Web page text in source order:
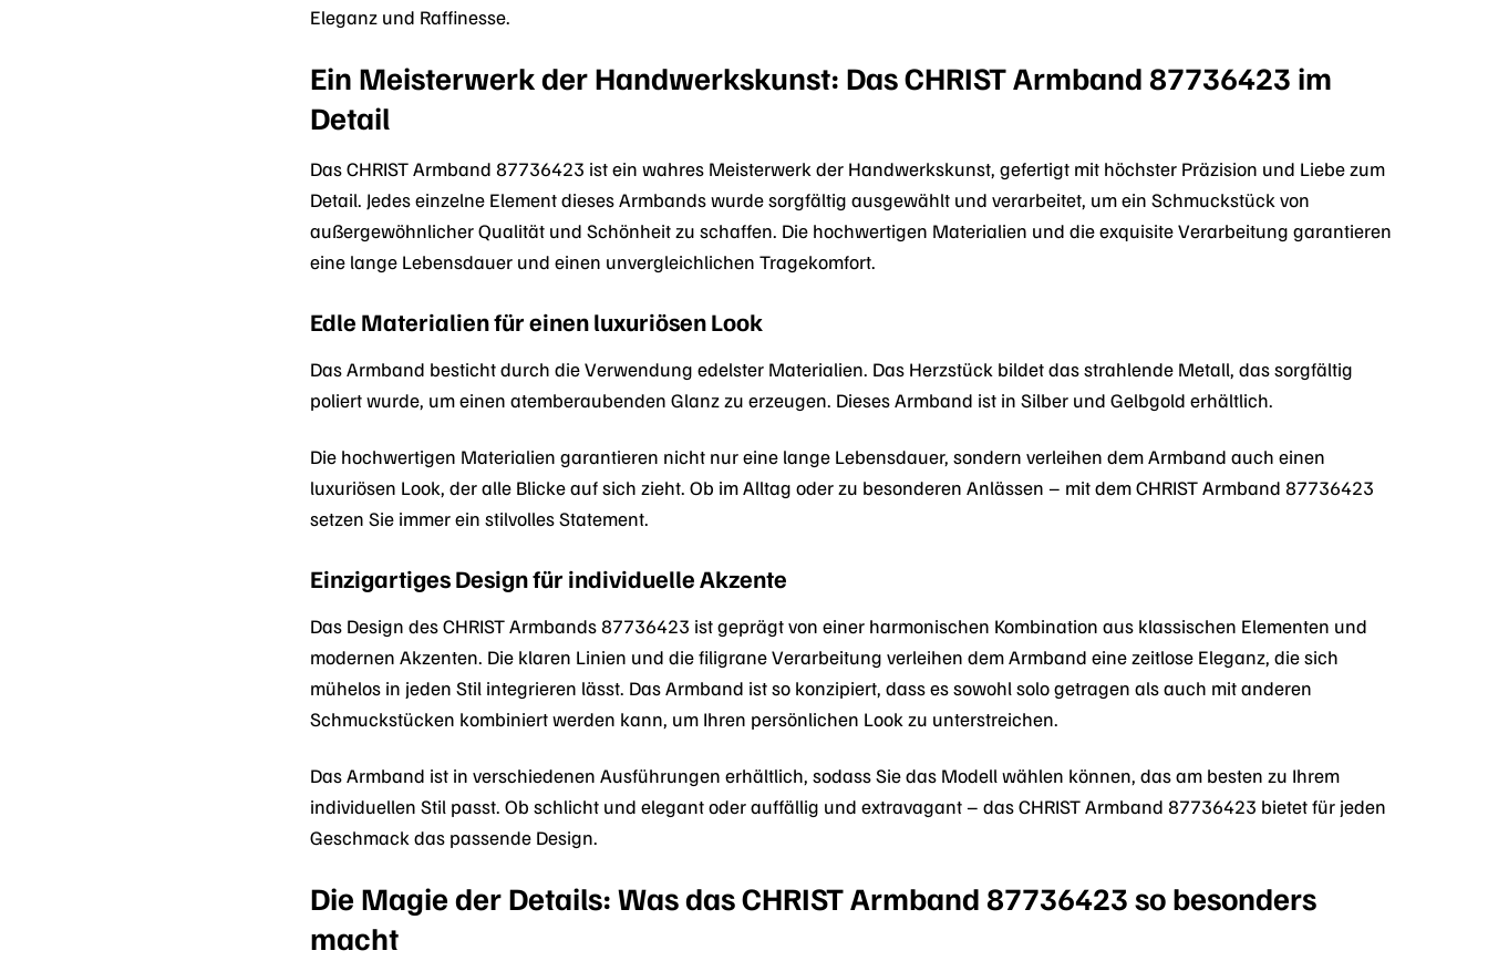
Eleganz und Raffinesse.
Ein Meisterwerk der Handwerkskunst: Das CHRIST Armband 87736423 im
Detail
Das CHRIST Armband 87736423 ist ein wahres Meisterwerk der Handwerkskunst, gefertigt mit höchster Präzision und Liebe zum
Detail. Jedes einzelne Element dieses Armbands wurde sorgfältig ausgewählt und verarbeitet, um ein Schmuckstück von
außergewöhnlicher Qualität und Schönheit zu schaffen. Die hochwertigen Materialien und die exquisite Verarbeitung garantieren
eine lange Lebensdauer und einen unvergleichlichen Tragekomfort.
Edle Materialien für einen luxuriösen Look
Das Armband besticht durch die Verwendung edelster Materialien. Das Herzstück bildet das strahlende Metall, das sorgfältig
poliert wurde, um einen atemberaubenden Glanz zu erzeugen. Dieses Armband ist in Silber und Gelbgold erhältlich.
Die hochwertigen Materialien garantieren nicht nur eine lange Lebensdauer, sondern verleihen dem Armband auch einen
luxuriösen Look, der alle Blicke auf sich zieht. Ob im Alltag oder zu besonderen Anlässen – mit dem CHRIST Armband 87736423
setzen Sie immer ein stilvolles Statement.
Einzigartiges Design für individuelle Akzente
Das Design des CHRIST Armbands 87736423 ist geprägt von einer harmonischen Kombination aus klassischen Elementen und
modernen Akzenten. Die klaren Linien und die filigrane Verarbeitung verleihen dem Armband eine zeitlose Eleganz, die sich
mühelos in jeden Stil integrieren lässt. Das Armband ist so konzipiert, dass es sowohl solo getragen als auch mit anderen
Schmuckstücken kombiniert werden kann, um Ihren persönlichen Look zu unterstreichen.
Das Armband ist in verschiedenen Ausführungen erhältlich, sodass Sie das Modell wählen können, das am besten zu Ihrem
individuellen Stil passt. Ob schlicht und elegant oder auffällig und extravagant – das CHRIST Armband 87736423 bietet für jeden
Geschmack das passende Design.
Die Magie der Details: Was das CHRIST Armband 87736423 so besonders
macht